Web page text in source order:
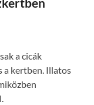
a cicák
a kertben. Illatos